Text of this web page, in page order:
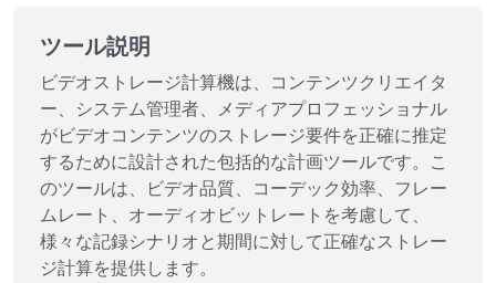
ツール説明
ビデオストレージ計算機は、コンテンツクリエイタ
ー、システム管理者、メディアプロフェッショナル
がビデオコンテンツのストレージ要件を正確に推定
するために設計された包括的な計画ツールです。こ
のツールは、ビデオ品質、コーデック効率、フレー
ムレート、オーディオビットレートを考慮して、
様々な記録シナリオと期間に対して正確なストレー
ジ計算を提供します。